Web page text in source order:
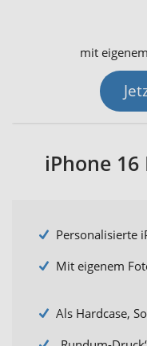
mit
iPhone
Personalisierte
Mit eigenem
Als Hardcase,